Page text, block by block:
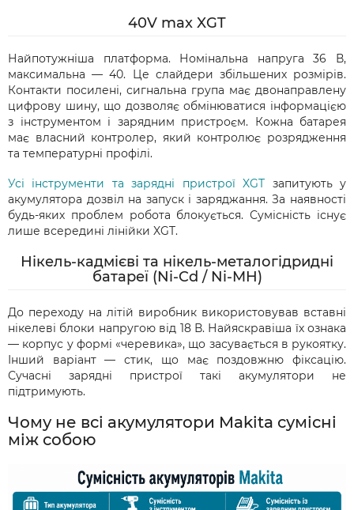
40V max XGT
Найпотужніша платформа. Номінальна напруга 36 В,
максимальна — 40. Це слайдери збільшених розмірів.
Контакти посилені, сигнальна група має двонаправлену
цифрову шину, що дозволяє обмінюватися інформацією
з інструментом і зарядним пристроєм. Кожна батарея
має власний контролер, який контролює розрядження
та температурні профілі.
Усі інструменти та зарядні пристрої XGT запитують у
акумулятора дозвіл на запуск і заряджання. За наявності
будь-яких проблем робота блокується. Сумісність існує
лише всередині лінійки XGT.
Нікель-кадмієві та нікель-металогідридні
батареї (Ni-Cd / Ni-MH)
До переходу на літій виробник використовував вставні
нікелеві блоки напругою від 18 В. Найяскравіша їх ознака
— корпус у формі «черевика», що засувається в рукоятку.
Інший варіант — стик, що має поздовжню фіксацію.
Сучасні зарядні пристрої такі акумулятори не
підтримують.
Чому не всі акумулятори Makita сумісні
між собою